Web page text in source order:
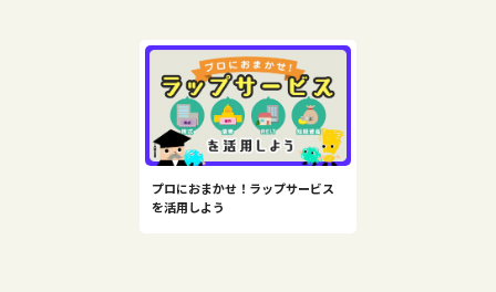
プロにおまかせ！ラップサービス
を活用しよう